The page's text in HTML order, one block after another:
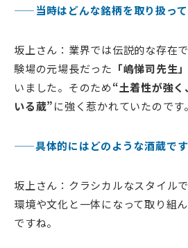
——当時はどんな銘柄を取り扱って
坂上さん：業界では伝説的な存在
験場の元場長だった 「嶋悌司先生」
いました。そのため“土着性が強く
いる蔵”に強く惹かれていたのです。
——具体的にはどのような酒蔵です
坂上さん：クラシカルなスタイル
環境や文化と一体になって取り組
ですね。